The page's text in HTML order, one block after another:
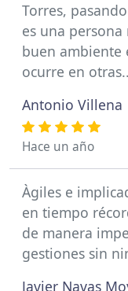
Torres,
es una
buen ambiente
ocurre en
Antonio Villena
Hace un año
Àgiles e
en tiempo
de manera
gestiones sin
Javier Navas